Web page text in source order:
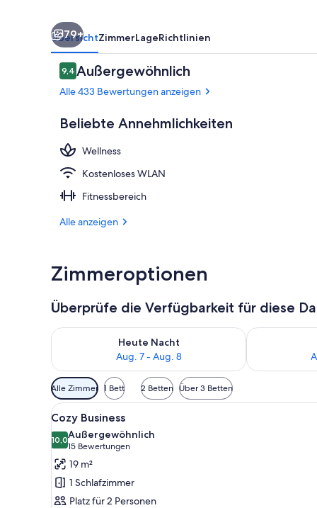
79+
ÜbersichtZimmerLageRichtlinien
Bewertungen
9,49,4 von 10.
Außergewöhnlich
Alle 433 Bewertungen anzeigen
Beliebte Annehmlichkeiten
Wellness
Kostenloses WLAN
Fitnessbereich
Alle anzeigen
Zimmeroptionen
Überprüfe die Verfügbarkeit für diese
Heute Nacht
Aug. 7 - Aug. 8
Überprüfe die Verfügbarkeit für heute Nacht, Aug. 7
Überprüfe
Verfügbare
Filter
für
Zimmer
Alle Zimmer 1 Bett 2 Betten Über 3 Betten
Alle
Fotos
für
Cozy
Business
anzeigen
Ein Hotelzimmer mit einem
9
Cozy Business
10,010,0 von 10
Außergewöhnlich
15 Bewertungen
(15
Bewertungen)
19 m²
1 Schlafzimmer
Platz für 2 Personen